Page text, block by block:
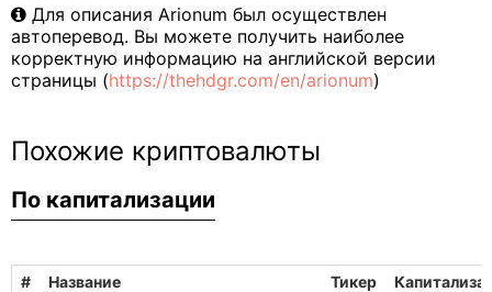
Для описания Arionum был осуществлен
автоперевод. Вы можете получить наиболее
корректную информацию на английской версии
страницы (https://thehdgr.com/en/arionum)
Похожие криптовалюты
По капитализации
# Название Тикер